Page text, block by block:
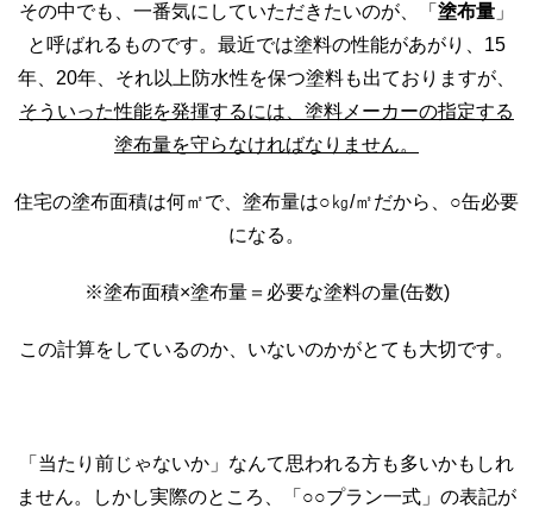
その中でも、一番気にしていただきたいのが、「 塗布量 」
と呼ばれるものです。最近では塗料の性能があがり、15
年、20年、それ以上防水性を保つ塗料も出ておりますが、
そういった性能を発揮するには、塗料メーカーの指定する
塗布量を守らなければなりません。
住宅の塗布面積は何㎡で、塗布量は○㎏/㎡だから、○缶必要
になる。
※塗布面積×塗布量＝必要な塗料の量(缶数)
この計算をしているのか、いないのかがとても大切です。
「当たり前じゃないか」なんて思われる方も多いかもしれ
ません。しかし実際のところ、「○○プラン一式」の表記が